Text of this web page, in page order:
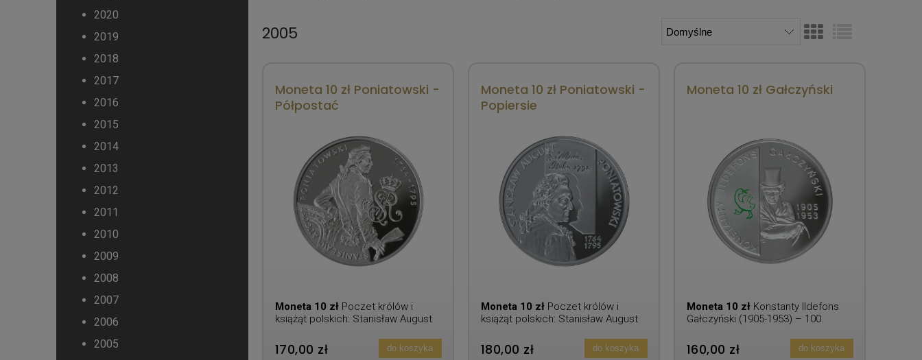
2020
2019
2018
2017
2016
2015
2014
2013
2012
2011
2010
2009
2008
2007
2006
2005
2005
Moneta 10 zł Poniatowski -
Półpostać
Moneta 10 zł Poczet królów i
książąt polskich: Stanisław August
170,00 zł do koszyka
Moneta 10 zł Poniatowski -
Popiersie
Moneta 10 zł Poczet królów i
książąt polskich: Stanisław August
180,00 zł do koszyka
Moneta 10 zł Gałczyński
Moneta 10 zł Konstanty Ildefons
Gałczyński (1905-1953) – 100.
160,00 zł do koszyka